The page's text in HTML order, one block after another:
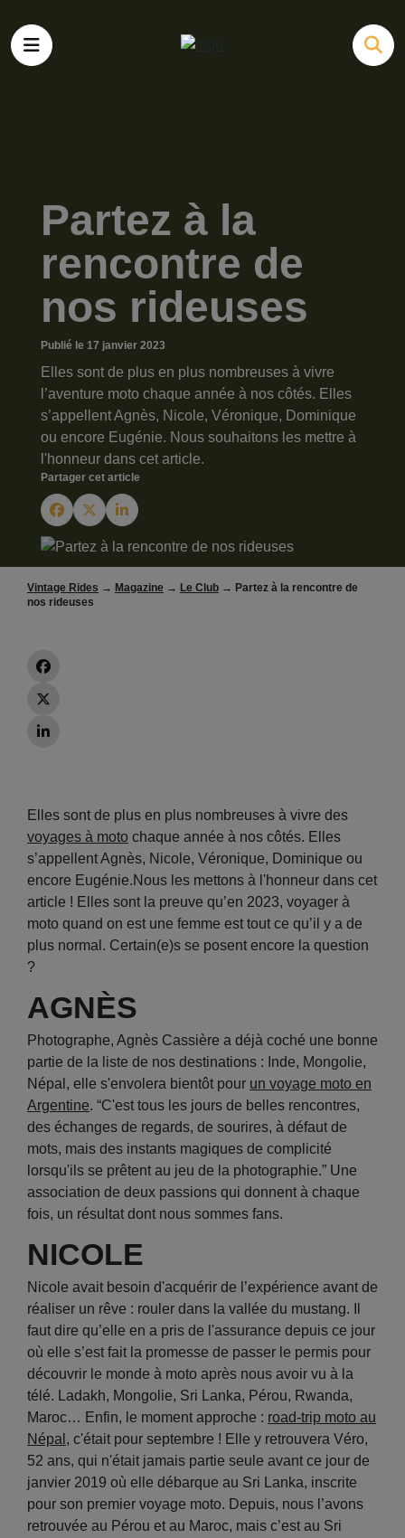
Partez à la
rencontre de
nos rideuses
Publié le 17 janvier 2023
Elles sont de plus en plus nombreuses à vivre
l’aventure moto chaque année à nos côtés. Elles
s’appellent Agnès, Nicole, Véronique, Dominique
ou encore Eugénie. Nous souhaitons les mettre à
l'honneur dans cet article.
Partager cet article
Vintage Rides → Magazine → Le Club → Partez à la rencontre de
nos rideuses
Elles sont de plus en plus nombreuses à vivre des
voyages à moto chaque année à nos côtés. Elles
s’appellent Agnès, Nicole, Véronique, Dominique ou
encore Eugénie.Nous les mettons à l'honneur dans cet
article ! Elles sont la preuve qu’en 2023, voyager à
moto quand on est une femme est tout ce qu’il y a de
plus normal. Certain(e)s se posent encore la question
?
AGNÈS
Photographe, Agnès Cassière a déjà coché une bonne
partie de la liste de nos destinations : Inde, Mongolie,
Népal, elle s'envolera bientôt pour un voyage moto en
Argentine. “C'est tous les jours de belles rencontres,
des échanges de regards, de sourires, à défaut de
mots, mais des instants magiques de complicité
lorsqu'ils se prêtent au jeu de la photographie.” Une
association de deux passions qui donnent à chaque
fois, un résultat dont nous sommes fans.
NICOLE
Nicole avait besoin d'acquérir de l’expérience avant de
réaliser un rêve : rouler dans la vallée du mustang. Il
faut dire qu’elle en a pris de l'assurance depuis ce jour
où elle s’est fait la promesse de passer le permis pour
découvrir le monde à moto après nous avoir vu à la
télé. Ladakh, Mongolie, Sri Lanka, Pérou, Rwanda,
Maroc… Enfin, le moment approche : road-trip moto au
Népal , c'était pour septembre ! Elle y retrouvera Véro,
52 ans, qui n'était jamais partie seule avant ce jour de
janvier 2019 où elle débarque au Sri Lanka, inscrite
pour son premier voyage moto. Depuis, nous l’avons
retrouvée au Pérou et au Maroc, mais c’est au Sri